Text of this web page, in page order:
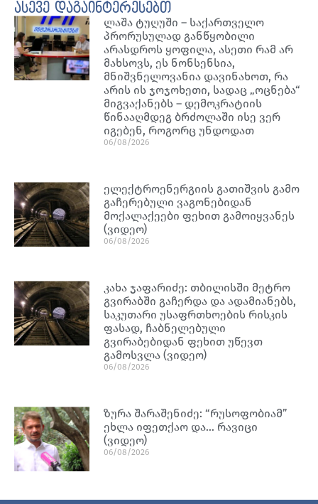
ასევე დაგაინტერესებთ
ლაშა ტუღუში – საქართველო
პრორუსულად განწყობილი
არასდროს ყოფილა, ასეთი რამ არ
მახსოვს, ეს ნონსენსია,
მნიშვნელოვანია დავინახოთ, რა
არის ის ჯოჯოხეთი, სადაც „ოცნება“
მიგვაქანებს – დემოკრატიის
წინააღმდეგ ბრძოლაში ისე ვერ
იგებენ, როგორც უნდოდათ
06/08/2026
ელექტროენერგიის გათიშვის გამო
გაჩერებული ვაგონებიდან
მოქალაქეები ფეხით გამოიყვანეს
(ვიდეო)
06/08/2026
კახა ჯაფარიძე: თბილისში მეტრო
გვირაბში გაჩერდა და ადამიანებს,
საკუთარი უსაფრთხოების რისკის
ფასად, ჩაბნელებული
გვირაბებიდან ფეხით უწევთ
გამოსვლა (ვიდეო)
06/08/2026
ზურა შარაშენიძე: “რუსოფობიამ”
ეხლა იფეთქაო და… რავიცი
(ვიდეო)
06/08/2026